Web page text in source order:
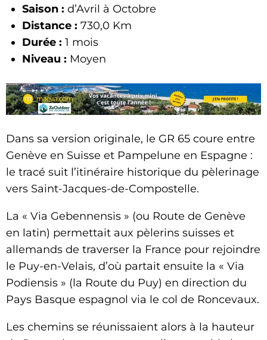
Saison : d’Avril à Octobre
Distance : 730,0 Km
Durée : 1 mois
Niveau : Moyen
Dans sa version originale, le GR 65 coure entre
Genève en Suisse et Pampelune en Espagne :
le tracé suit l’itinéraire historique du pèlerinage
vers Saint-Jacques-de-Compostelle.
La « Via Gebennensis » (ou Route de Genève
en latin) permettait aux pèlerins suisses et
allemands de traverser la France pour rejoindre
le Puy-en-Velais, d’où partait ensuite la « Via
Podiensis » (la Route du Puy) en direction du
Pays Basque espagnol via le col de Roncevaux.
Les chemins se réunissaient alors à la hauteur